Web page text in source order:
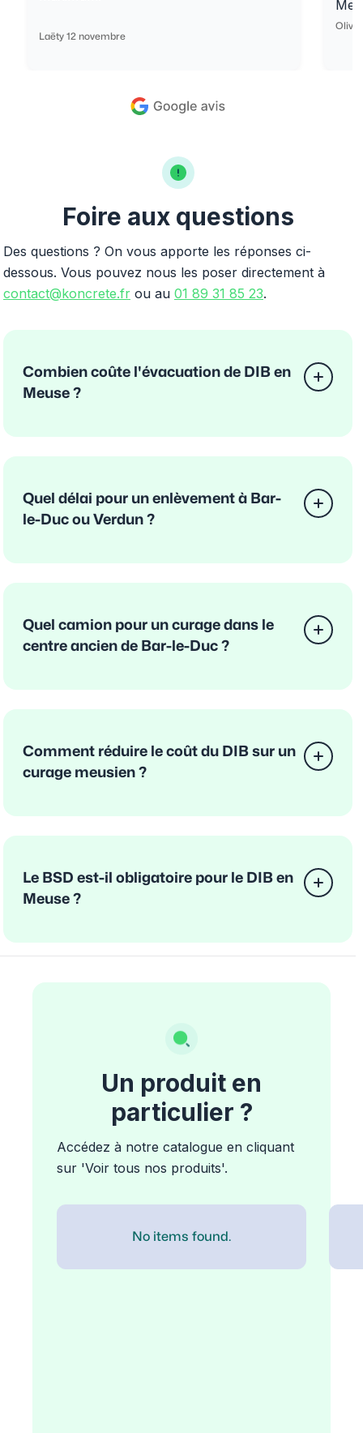
Laëty 12 novembre
Foire aux questions
Des questions ? On vous apporte les réponses ci-
dessous. Vous pouvez nous les poser directement à
contact@koncrete.fr ou au 01 89 31 85 23.
Combien coûte l'évacuation de DIB en
Meuse ?
Quel délai pour un enlèvement à Bar-
le-Duc ou Verdun ?
Quel camion pour un curage dans le
centre ancien de Bar-le-Duc ?
Comment réduire le coût du DIB sur un
curage meusien ?
Le BSD est-il obligatoire pour le DIB en
Meuse ?
Un produit en
particulier ?
Accédez à notre catalogue en cliquant
sur 'Voir tous nos produits'.
No items found.